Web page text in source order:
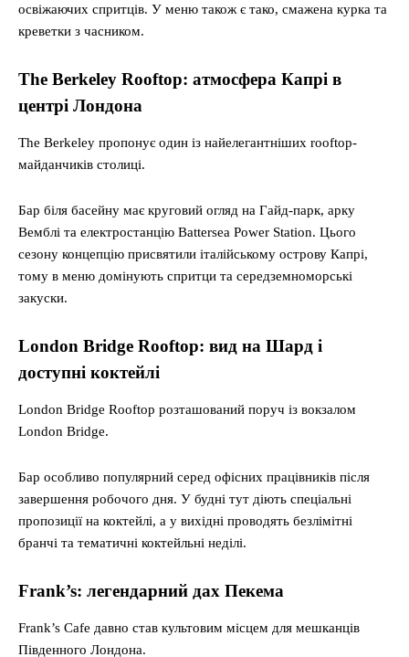
освіжаючих спритців. У меню також є тако, смажена курка та
креветки з часником.
The Berkeley Rooftop: атмосфера Капрі в
центрі Лондона
The Berkeley пропонує один із найелегантніших rooftop-
майданчиків столиці.
Бар біля басейну має круговий огляд на Гайд-парк, арку
Вемблі та електростанцію Battersea Power Station. Цього
сезону концепцію присвятили італійському острову Капрі,
тому в меню домінують спритци та середземноморські
закуски.
London Bridge Rooftop: вид на Шард і
доступні коктейлі
London Bridge Rooftop розташований поруч із вокзалом
London Bridge.
Бар особливо популярний серед офісних працівників після
завершення робочого дня. У будні тут діють спеціальні
пропозиції на коктейлі, а у вихідні проводять безлімітні
бранчі та тематичні коктейльні неділі.
Frank’s: легендарний дах Пекема
Frank’s Cafe давно став культовим місцем для мешканців
Південного Лондона.